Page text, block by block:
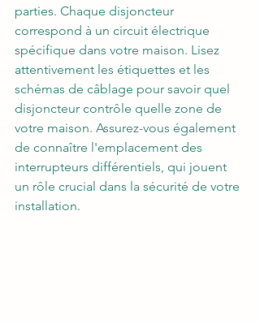
parties. Chaque disjoncteur
correspond à un circuit électrique
spécifique dans votre maison. Lisez
attentivement les étiquettes et les
schémas de câblage pour savoir quel
disjoncteur contrôle quelle zone de
votre maison. Assurez-vous également
de connaître l'emplacement des
interrupteurs différentiels, qui jouent
un rôle crucial dans la sécurité de votre
installation.